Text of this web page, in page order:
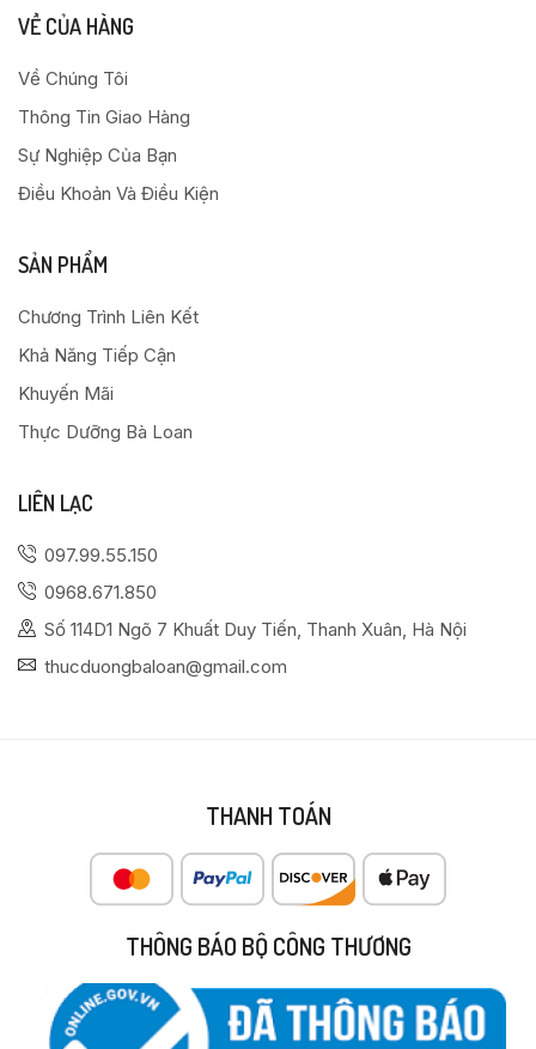
VỀ CỦA HÀNG
Về Chúng Tôi
Thông Tin Giao Hàng
Sự Nghiệp Của Bạn
Điều Khoản Và Điều Kiện
SẢN PHẨM
Chương Trình Liên Kết
Khả Năng Tiếp Cận
Khuyến Mãi
Thực Dưỡng Bà Loan
LIÊN LẠC
097.99.55.150
0968.671.850
Số 114D1 Ngõ 7 Khuất Duy Tiến, Thanh Xuân, Hà Nội
thucduongbaloan@gmail.com
THANH TOÁN
THÔNG BÁO BỘ CÔNG THƯƠNG